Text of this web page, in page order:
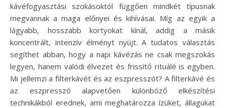
kávéfogyasztási szokásoktól függően mindkét típusnak
megvannak a maga előnyei és kihívásai. Míg az egyik a
lágyabb, hosszabb kortyokat kínál, addig a másik
koncentrált, intenzív élményt nyújt. A tudatos választás
segíthet abban, hogy a napi kávézás ne csak megszokás
legyen, hanem valódi élvezet és frissítő rituálé is egyben.
Mi jellemzi a filterkávét és az eszpresszót? A filterkávé és
az eszpresszó alapvetően különböző elkészítési
technikákból erednek, ami meghatározza ízüket, állagukat